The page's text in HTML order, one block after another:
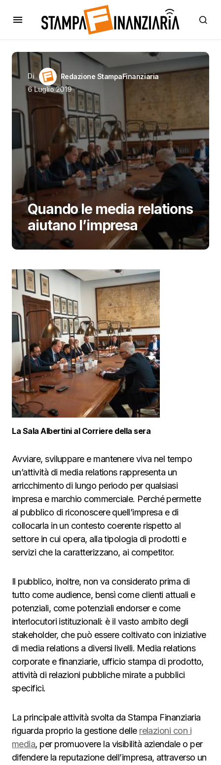
Di
Redazione StampaFinanziaria
6 Luglio 2019
Quando le media relations
aiutano l’impresa
La Sala Albertini al Corriere della sera
Avviare, sviluppare e mantenere viva nel tempo
un’attività di media relations rappresenta un
arricchimento di lungo periodo per qualsiasi
impresa e marchio commerciale. Perché permette
al pubblico di riconoscere quell’impresa e di
collocarla in un contesto coerente rispetto al
settore in cui opera, alla tipologia di prodotti e
servizi che la caratterizzano, ai competitor.
Il pubblico, inoltre, non va considerato prima di
tutto come audience, bensì come clienti attuali e
potenziali, come potenziali endorser e come
interlocutori istituzionali: è il vasto ambito degli
stakeholder, che può essere coltivato con iniziative
di media relations a diversi livelli. Media relations
corporate e finanziarie, ufficio stampa di prodotto,
attività di relazioni pubbliche mirate a pubblici
specifici.
La principale attività svolta da Stampa Finanziaria
riguarda proprio la gestione delle relazioni con i
media, per promuovere la visibilità aziendale o per
difendere la reputazione dell’impresa, attraverso un